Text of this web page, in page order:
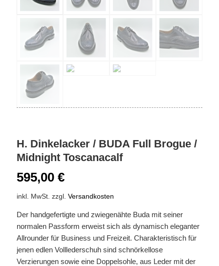
H. Dinkelacker / BUDA Full Brogue /
Midnight Toscanacalf
595,00 €
inkl. MwSt. zzgl. Versandkosten
Der handgefertigte und zwiegenähte Buda mit seiner
normalen Passform erweist sich als dynamisch eleganter
Allrounder für Business und Freizeit. Charakteristisch für
jenen edlen Volllederschuh sind schnörkellose
Verzierungen sowie eine Doppelsohle, aus Leder mit der